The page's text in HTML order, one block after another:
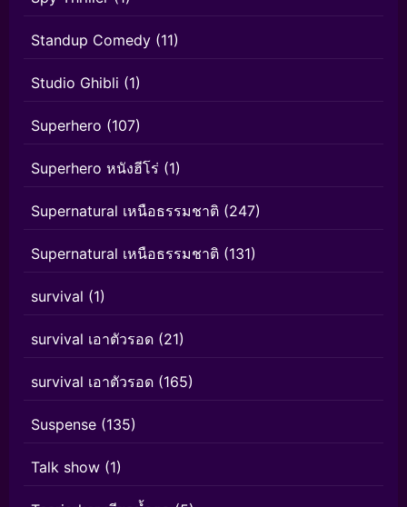
Standup Comedy (11)
Studio Ghibli (1)
Superhero (107)
Superhero หนังฮีโร่ (1)
Supernatural เหนือธรรมชาติ (247)
Supernatural เหนือธรรมชาติ (131)
survival (1)
survival เอาตัวรอด (21)
survival เอาตัวรอด (165)
Suspense (135)
Talk show (1)